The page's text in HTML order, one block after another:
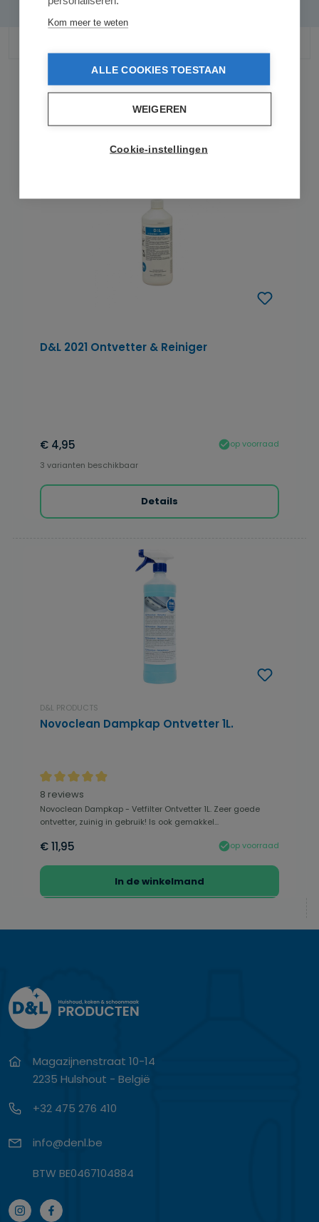
Gerelateerde producten
D&L 2021 Ontvetter & Reiniger
€ 4,95
op voorraad
3 varianten beschikbaar
Details
D&L PRODUCTS
Novoclean Dampkap Ontvetter 1L.
Gemiddelde waardering van 4.94 van 5 sterren
8 reviews
Novoclean Dampkap - Vetfilter Ontvetter 1L. Zeer goede
ontvetter, zuinig in gebruik! Is ook gemakkel...
€ 11,95 op voorraad
In de winkelmand
Magazijnenstraat 10-14
2235 Hulshout - België
+32 475 276 410
info@denl.be
BTW BE0467104884
Kom meer te weten
ALLE COOKIES TOESTAAN
WEIGEREN
Cookie-instellingen